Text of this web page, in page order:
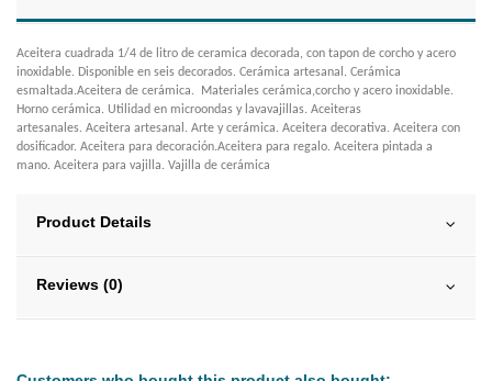
Aceitera cuadrada 1/4 de litro de ceramica decorada, con tapon de corcho y acero
inoxidable. Disponible en seis decorados. Cerámica artesanal. Cerámica
esmaltada.Aceitera de cerámica. Materiales cerámica,corcho y acero inoxidable.
Horno cerámica. Utilidad en microondas y lavavajillas. Aceiteras
artesanales. Aceitera artesanal. Arte y cerámica. Aceitera decorativa. Aceitera con
dosificador. Aceitera para decoración.Aceitera para regalo. Aceitera pintada a
mano. Aceitera para vajilla. Vajilla de cerámica
Product Details
Reviews (0)